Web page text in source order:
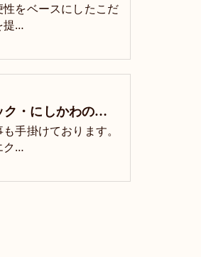
をベースにしたこだ
提…
堺市のリフォーム･アーテック・にしかわの評判
手掛けております。
ク…